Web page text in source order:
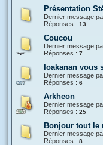
Présentation
Dernier message
Réponses : 13
Coucou
Dernier message
Réponses : 7
Ioakanan vous
Dernier message
Réponses : 6
Arkheon
Dernier message
Réponses : 25
Bonjour tout le
Dernier message
Réponses : 8